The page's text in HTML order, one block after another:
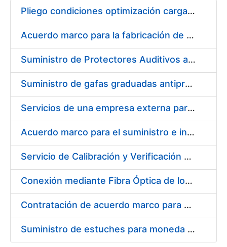
Show/Hide
Pliego condiciones optimización cargas compras firmado
Acuerdo marco para la fabricación de piezas
Suministro de Protectores Auditivos a medida para las personas trabajadoras de los Centros de Trabajo de Madrid y Burgos
Suministro de gafas graduadas antiproyecciones para los trabajadores de la FNMT-RCM en los centros de trabajo de Madrid y Burgos
Servicios de una empresa externa para el asesoramiento y resolución de los recursos de alzada que se presentan relacionados con procesos de selección para la FNMT-RCM
Acuerdo marco para el suministro e instalación de persianas, estores y otros complementos
Servicio de Calibración y Verificación Externa de los Equipos de Medición del Servicio de Prevención de la FNMT-RCM
Conexión mediante Fibra Óptica de los Centros de Proceso de Datos (CPDs) de las sedes de la FNMT-RCM de Burgos y Madrid
Contratación de acuerdo marco para el Suministro de Material de Electricidad para la Fábrica Nacional de Moneda y Timbre-Real Casa de la Moneda en su centro de trabajo de Burgos
Suministro de estuches para moneda de 30 €